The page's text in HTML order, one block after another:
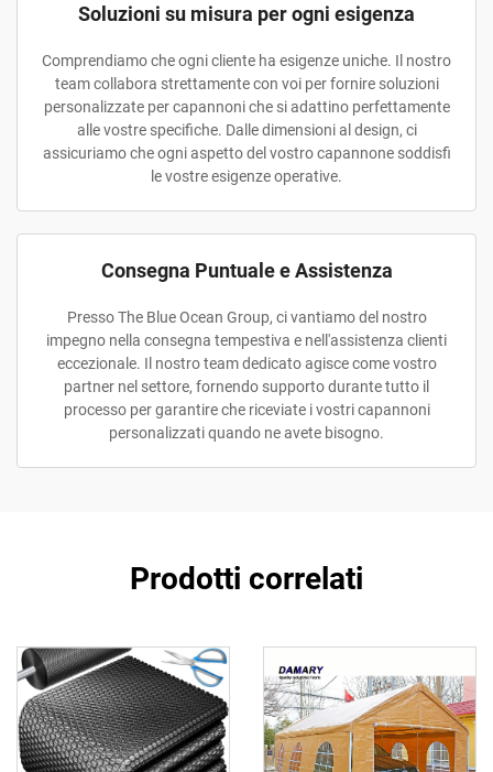
Soluzioni su misura per ogni esigenza
Comprendiamo che ogni cliente ha esigenze uniche. Il nostro
team collabora strettamente con voi per fornire soluzioni
personalizzate per capannoni che si adattino perfettamente
alle vostre specifiche. Dalle dimensioni al design, ci
assicuriamo che ogni aspetto del vostro capannone soddisfi
le vostre esigenze operative.
Consegna Puntuale e Assistenza
Presso The Blue Ocean Group, ci vantiamo del nostro
impegno nella consegna tempestiva e nell'assistenza clienti
eccezionale. Il nostro team dedicato agisce come vostro
partner nel settore, fornendo supporto durante tutto il
processo per garantire che riceviate i vostri capannoni
personalizzati quando ne avete bisogno.
Prodotti correlati